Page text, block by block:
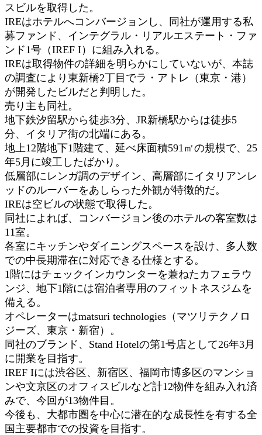
スビルを取得した。
IREはホテルへコンバージョンし、同社が運用する私
募ファンド、インテグラル・リアルエステート・ファ
ンド1号（IREF I）に組み入れる。
IREは取得物件の詳細を明らかにしていないが、本誌
の調査により東新橋2丁目でラ・アトレ（東京・港）
が開発したビルだと判明した。
売り主も同社。
地下鉄汐留駅から徒歩3分、JR新橋駅からは徒歩5
分、イタリア街の北端にある。
地上12階地下1階建て、延べ床面積591㎡の規模で、25
年5月に竣工したばかり。
低層部にレンガ調のデザイン、高層部にイタリアンレ
ッドのルーバーをあしらった外観が特徴的だ。
IREは空ビルの状態で取得した。
同社によれば、コンバージョン後のホテルの客室数は
11室。
各室にキッチンやダイニングスペースを設け、多人数
での中長期滞在に対応できる仕様とする。
1階にはチェックインカウンターを兼ねたカフェラウ
ンジ、地下1階には宿泊者専用のフィットネスジムを
備える。
オペレーターはmatsuri technologies（マツリテクノロ
ジーズ、東京・新宿）。
同社のブランド、Stand Hotelの第1号店として26年3月
に開業を目指す。
IREF Iには渋谷区、新宿区、福岡市博多区のマンショ
ンや文京区のオフィスビルなど計12物件を組み入れ済
みで、今回が13物件目。
今後も、大都市圏を中心に潜在的な成長性を有する全
国主要都市での投資を目指す。